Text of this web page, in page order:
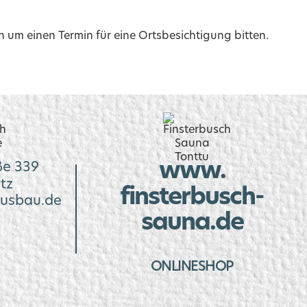
einen Termin für eine Ortsbesichtigung bitten.
339
www.
finsterbusch-
sauna.de
ONLINESHOP